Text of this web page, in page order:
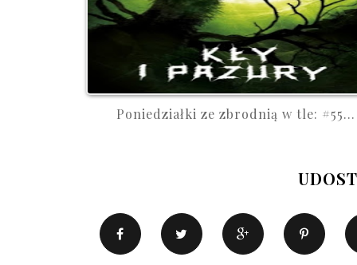
Poniedziałki ze zbrodnią w tle: #55...